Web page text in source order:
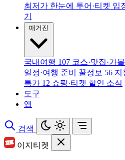
최저가 한눈에 투어·티켓 입
기
국내여행 107 코스·맛집·가
일정·여행 준비
꿀정보 56 지
특가 12 쇼핑·티켓 할인 소식
도구
앱
검색
이지티켓